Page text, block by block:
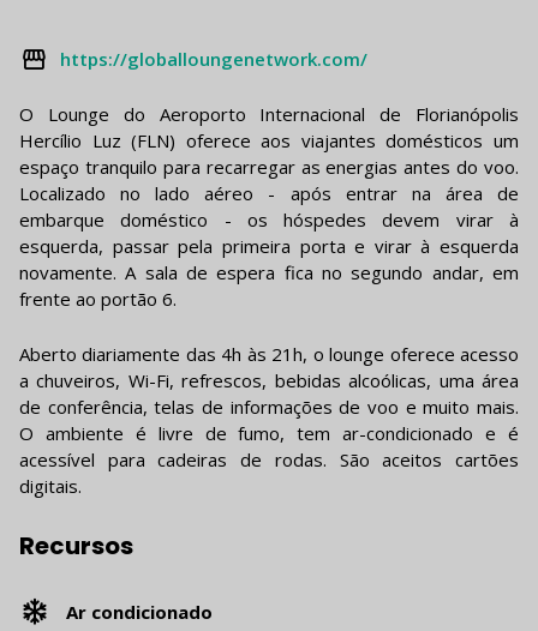
https://globalloungenetwork.com/
O Lounge do Aeroporto Internacional de Florianópolis
Hercílio Luz (FLN) oferece aos viajantes domésticos um
espaço tranquilo para recarregar as energias antes do voo.
Localizado no lado aéreo - após entrar na área de
embarque doméstico - os hóspedes devem virar à
esquerda, passar pela primeira porta e virar à esquerda
novamente. A sala de espera fica no segundo andar, em
frente ao portão 6.
Aberto diariamente das 4h às 21h, o lounge oferece acesso
a chuveiros, Wi-Fi, refrescos, bebidas alcoólicas, uma área
de conferência, telas de informações de voo e muito mais.
O ambiente é livre de fumo, tem ar-condicionado e é
acessível para cadeiras de rodas. São aceitos cartões
digitais.
Recursos
Ar condicionado